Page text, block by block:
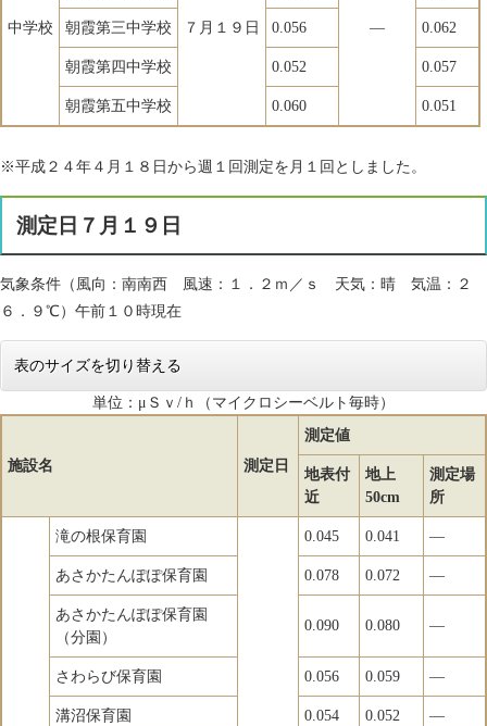
中学校 ７月１９日 ―
朝霞第三中学校 0.056 0.062
朝霞第四中学校 0.052 0.057
朝霞第五中学校 0.060 0.051
※平成２４年４月１８日から週１回測定を月１回としました。
測定日７月１９日
気象条件（風向：南南西 風速：１．２ｍ／ｓ 天気：晴 気温：２
６．９℃）午前１０時現在
表のサイズを切り替える
単位：μＳｖ/ｈ（マイクロシーベルト毎時）
施設名 測定日
測定値
地表付
近
地上
50cm
測定場
所
滝の根保育園 0.045 0.041 ―
あさかたんぽぽ保育園 0.078 0.072 ―
あさかたんぽぽ保育園
（分園）
0.090 0.080 ―
さわらび保育園 0.056 0.059 ―
溝沼保育園 0.054 0.052 ―